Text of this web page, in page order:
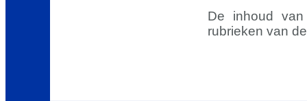
De inhoud
rubrieken van